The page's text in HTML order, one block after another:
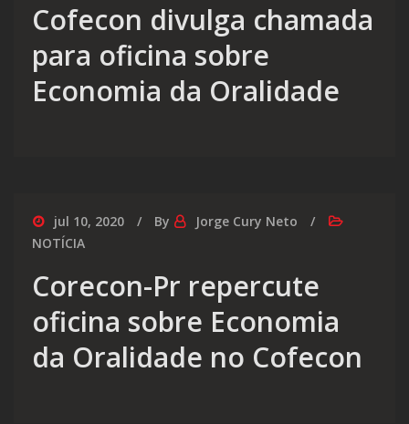
Cofecon divulga chamada
para oficina sobre
Economia da Oralidade
jul 10, 2020 By
Jorge Cury Neto
NOTÍCIA
Corecon-Pr repercute
oficina sobre Economia
da Oralidade no Cofecon